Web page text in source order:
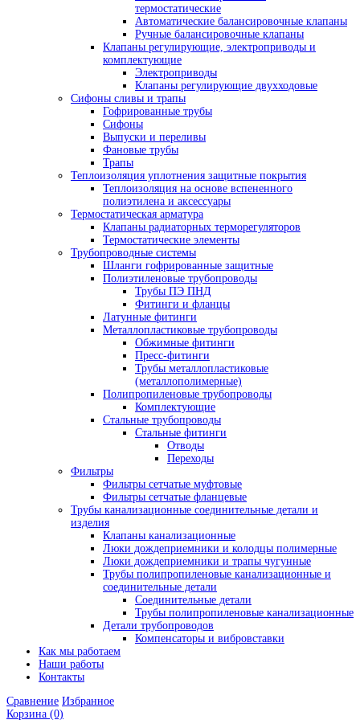
термостатические
Автоматические балансировочные клапаны
Ручные балансировочные клапаны
Клапаны регулирующие, электроприводы и
комплектующие
Электроприводы
Клапаны регулирующие двухходовые
Сифоны сливы и трапы
Гофрированные трубы
Сифоны
Выпуски и переливы
Фановые трубы
Трапы
Теплоизоляция уплотнения защитные покрытия
Теплоизоляция на основе вспененного
полиэтилена и аксессуары
Термостатическая арматура
Клапаны радиаторных терморегуляторов
Термостатические элементы
Трубопроводные системы
Шланги гофрированные защитные
Полиэтиленовые трубопроводы
Трубы ПЭ ПНД
Фитинги и фланцы
Латунные фитинги
Металлопластиковые трубопроводы
Обжимные фитинги
Пресс-фитинги
Трубы металлопластиковые
(металлополимерные)
Полипропиленовые трубопроводы
Комплектующие
Стальные трубопроводы
Стальные фитинги
Отводы
Переходы
Фильтры
Фильтры сетчатые муфтовые
Фильтры сетчатые фланцевые
Трубы канализационные соединительные детали и
изделия
Клапаны канализационные
Люки дождеприемники и колодцы полимерные
Люки дождеприемники и трапы чугунные
Трубы полипропиленовые канализационные и
соединительные детали
Соединительные детали
Трубы полипропиленовые канализационные
Детали трубопроводов
Компенсаторы и вибровставки
Как мы работаем
Наши работы
Контакты
Сравнение Избранное
Корзина (0)